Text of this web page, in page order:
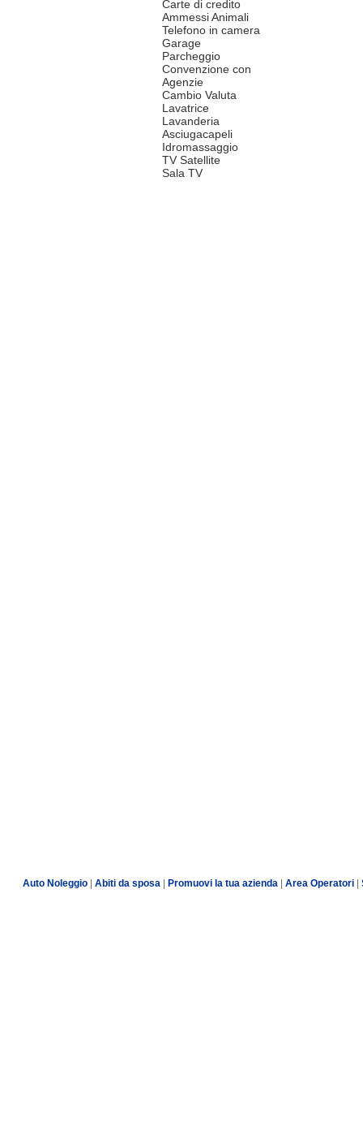
Carte di credito
Ammessi Animali
Telefono in camera
Garage
Parcheggio
Convenzione con
Agenzie
Cambio Valuta
Lavatrice
Lavanderia
Asciugacapeli
Idromassaggio
TV Satellite
Sala TV
Auto Noleggio Abiti da sposa Promuovi la tua azienda Area Operatori